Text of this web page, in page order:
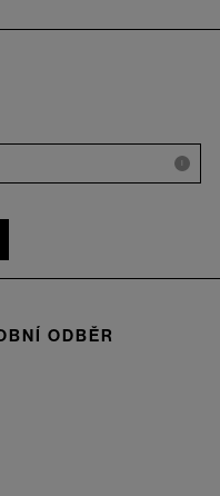
i
ODBĚR